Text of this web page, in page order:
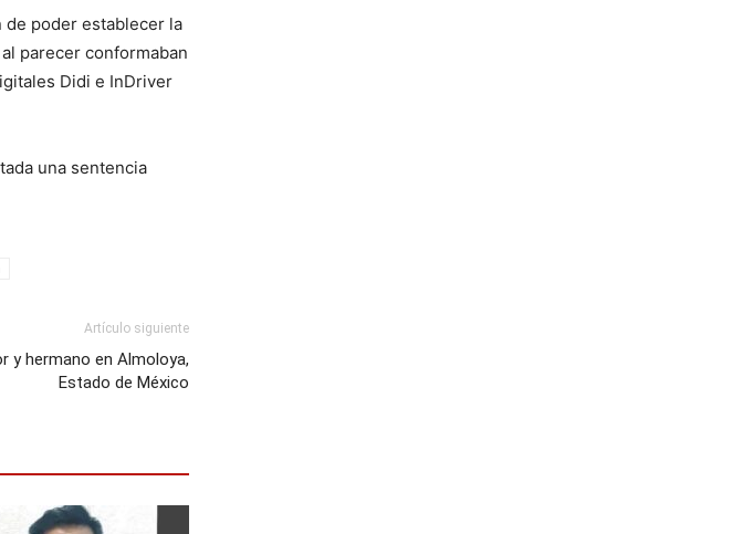
de poder establecer la
parecer conformaban
Didi e InDriver
una sentencia
Artículo siguiente
y hermano en Almoloya,
Estado de México